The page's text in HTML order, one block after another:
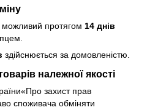
можливий протягом 14 днів
здійснюється за домовленістю.
належної якості
захист прав
споживача обміняти